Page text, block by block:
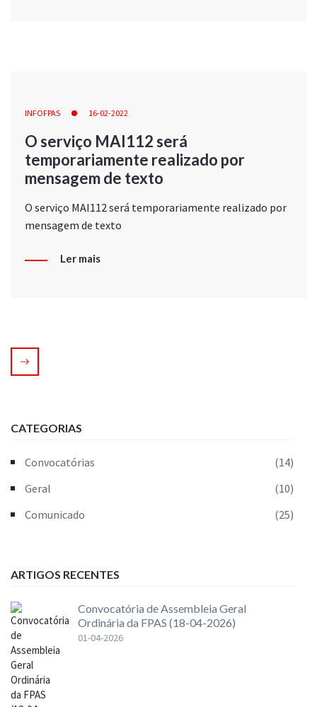
INFOFPAS 16-02-2022
O serviço MAI112 será
temporariamente realizado por
mensagem de texto
O serviço MAI112 será temporariamente realizado por
mensagem de texto
Ler mais
CATEGORIAS
Convocatórias
(14)
Geral
(10)
Comunicado
(25)
ARTIGOS RECENTES
Convocatória de Assembleia Geral
Ordinária da FPAS (18-04-2026)
01-04-2026